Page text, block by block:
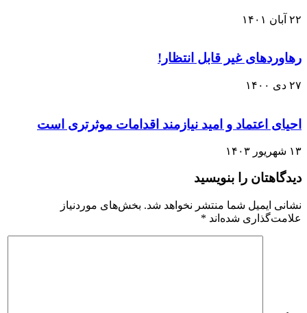
۲۲ آبان ۱۴۰۱
رهاوردهای غیر قابل انتظار!
۲۷ دی ۱۴۰۰
احیای اعتماد و امید نیازمند اقدامات موثرتری است
۱۳ شهریور ۱۴۰۳
دیدگاهتان را بنویسید
نشانی ایمیل شما منتشر نخواهد شد. بخش‌های موردنیاز
علامت‌گذاری شده‌اند *